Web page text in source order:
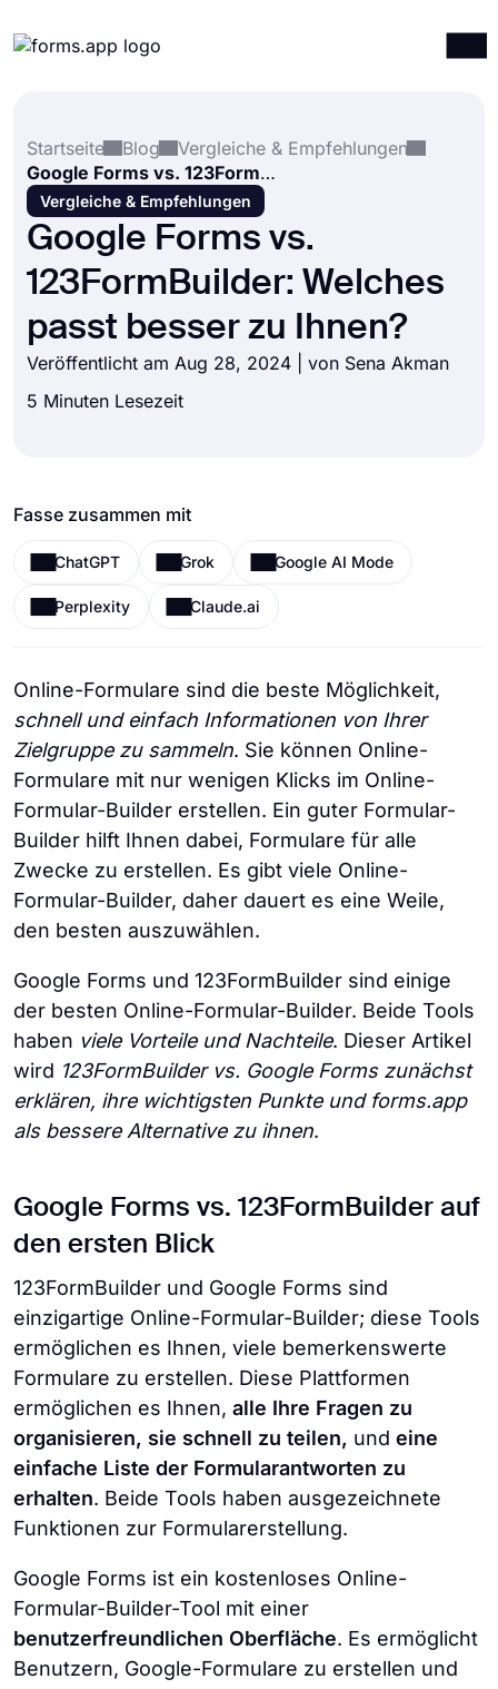
Integrationen
Vorlagen
Ressourcen
Preise
Startseite
Blog
Vergleiche & Empfehlungen
Google Forms vs. 123FormBuilder: Welches passt besser zu Ihnen?
Vergleiche & Empfehlungen
Google Forms vs.
123FormBuilder: Welches
passt besser zu Ihnen?
Veröffentlicht am Aug 28, 2024 | von Sena Akman
5 Minuten Lesezeit
Fasse zusammen mit
ChatGPT Grok Google AI Mode
Perplexity Claude.ai
Online-Formulare sind die beste Möglichkeit,
schnell und einfach Informationen von Ihrer
Zielgruppe zu sammeln. Sie können Online-
Formulare mit nur wenigen Klicks im Online-
Formular-Builder erstellen. Ein guter Formular-
Builder hilft Ihnen dabei, Formulare für alle
Zwecke zu erstellen. Es gibt viele Online-
Formular-Builder, daher dauert es eine Weile,
den besten auszuwählen.
Google Forms und 123FormBuilder sind einige
der besten Online-Formular-Builder. Beide Tools
haben viele Vorteile und Nachteile. Dieser Artikel
wird 123FormBuilder vs. Google Forms zunächst
erklären, ihre wichtigsten Punkte und forms.app
als bessere Alternative zu ihnen.
Google Forms vs. 123FormBuilder auf
den ersten Blick
123FormBuilder und Google Forms sind
einzigartige Online-Formular-Builder; diese Tools
ermöglichen es Ihnen, viele bemerkenswerte
Formulare zu erstellen. Diese Plattformen
ermöglichen es Ihnen, alle Ihre Fragen zu
organisieren, sie schnell zu teilen, und eine
einfache Liste der Formularantworten zu
erhalten. Beide Tools haben ausgezeichnete
Funktionen zur Formularerstellung.
Google Forms ist ein kostenloses Online-
Formular-Builder-Tool mit einer
benutzerfreundlichen Oberfläche. Es ermöglicht
Benutzern, Google-Formulare zu erstellen und